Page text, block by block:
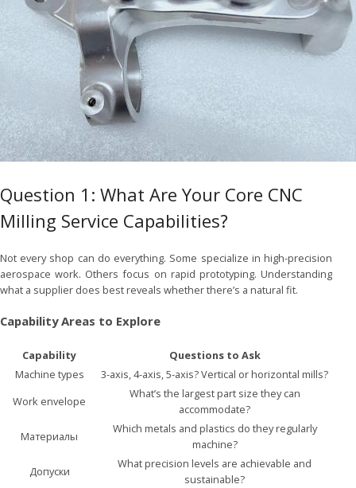
Question 1: What Are Your Core CNC
Milling Service Capabilities?
Not every shop can do everything. Some specialize in high-precision
aerospace work. Others focus on rapid prototyping. Understanding
what a supplier does best reveals whether there’s a natural fit.
Capability Areas to Explore
Capability
Questions to Ask
Machine types
3-axis, 4-axis, 5-axis? Vertical or horizontal mills?
Work envelope
What’s the largest part size they can
accommodate?
Материалы
Which metals and plastics do they regularly
machine?
Допуски
What precision levels are achievable and
sustainable?